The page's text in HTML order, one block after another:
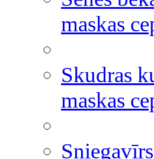
maskas
Skudras
maskas